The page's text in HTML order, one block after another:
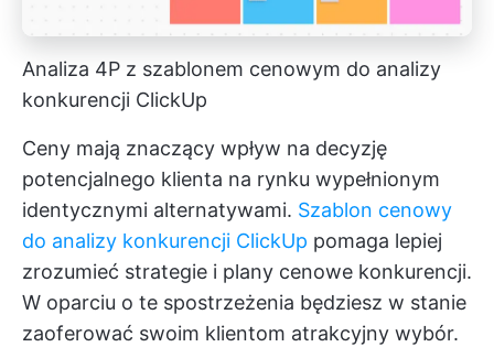
Analiza 4P z szablonem cenowym do analizy
konkurencji ClickUp
Ceny mają znaczący wpływ na decyzję
potencjalnego klienta na rynku wypełnionym
identycznymi alternatywami. Szablon cenowy
do analizy konkurencji ClickUp pomaga lepiej
zrozumieć strategie i plany cenowe konkurencji.
W oparciu o te spostrzeżenia będziesz w stanie
zaoferować swoim klientom atrakcyjny wybór.